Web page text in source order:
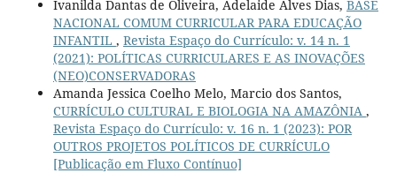
Ivanilda Dantas de Oliveira, Adelaide Alves Dias, BASE
NACIONAL COMUM CURRICULAR PARA EDUCAÇÃO
INFANTIL , Revista Espaço do Currículo: v. 14 n. 1
(2021): POLÍTICAS CURRICULARES E AS INOVAÇÕES
(NEO)CONSERVADORAS
Amanda Jessica Coelho Melo, Marcio dos Santos,
CURRÍCULO CULTURAL E BIOLOGIA NA AMAZÔNIA ,
Revista Espaço do Currículo: v. 16 n. 1 (2023): POR
OUTROS PROJETOS POLÍTICOS DE CURRÍCULO
[Publicação em Fluxo Contínuo]